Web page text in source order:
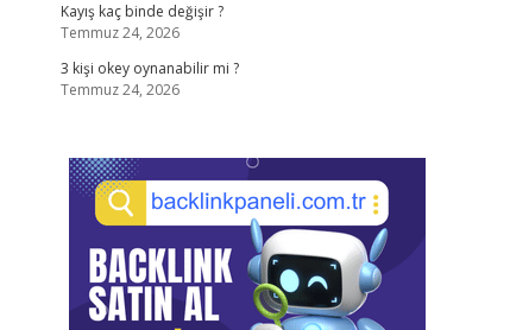
Kayış kaç binde değişir ?
Temmuz 24, 2026
3 kişi okey oynanabilir mi ?
Temmuz 24, 2026